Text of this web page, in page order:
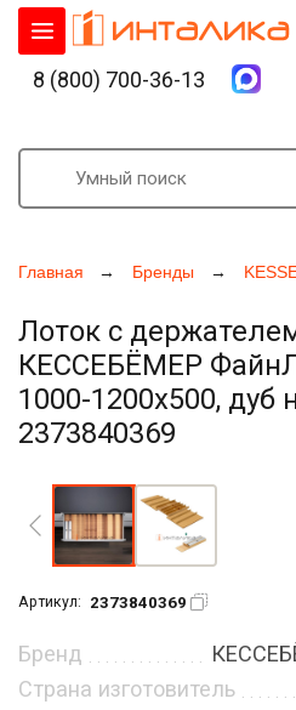
Главная Бренды
Лоток с
КЕССЕБЁМЕР
1000-1200х500, дуб
2373840369
Артикул: 2373840369
Бренд
Страна изготовитель
8 (800) 700-36-13